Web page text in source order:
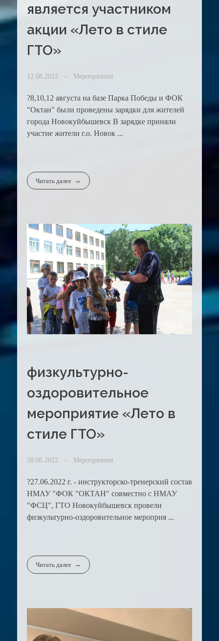
является участником
акции «Лето в стиле
ГТО»
12.08.2022 Мероприятия
?8,10,12 августа на базе Парка Победы и ФОК
"Октан" были проведены зарядки для жителей
города Новокуйбышевск В зарядке приняли
участие жители г.о. Новок ...
Читать далее
физкультурно-
оздоровительное
мероприятие «Лето в
стиле ГТО»
28.06.2022 Мероприятия
?27.06.2022 г. - инструкторско-тренерский состав
НМАУ "ФОК "ОКТАН" совместно с НМАУ
"ФСЦ", ГТО Новокуйбышевск провели
физкультурно-оздоровительное мероприя ...
Читать далее